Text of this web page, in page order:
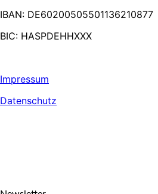
IBAN: DE60200505501136210877
BIC: HASPDEHHXXX
Impressum
Datenschutz